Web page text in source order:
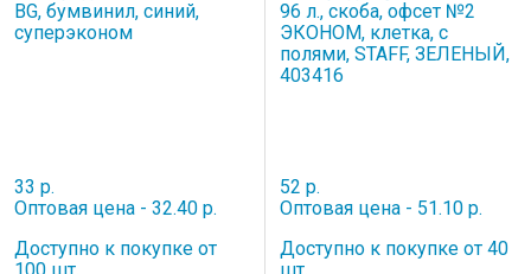
33 р.
Оптовая цена - 32.40 р.
Доступно к покупке от
100 шт.
52 р.
Оптовая цена - 51.10 р.
Доступно к покупке от 40